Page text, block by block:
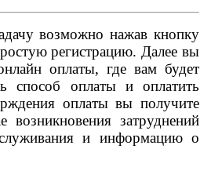
возможно нажав кнопку
регистрацию. Далее вы
оплаты, где вам будет
способ оплаты и оплатить
оплаты вы получите
возникновения затруднений
и информацию о